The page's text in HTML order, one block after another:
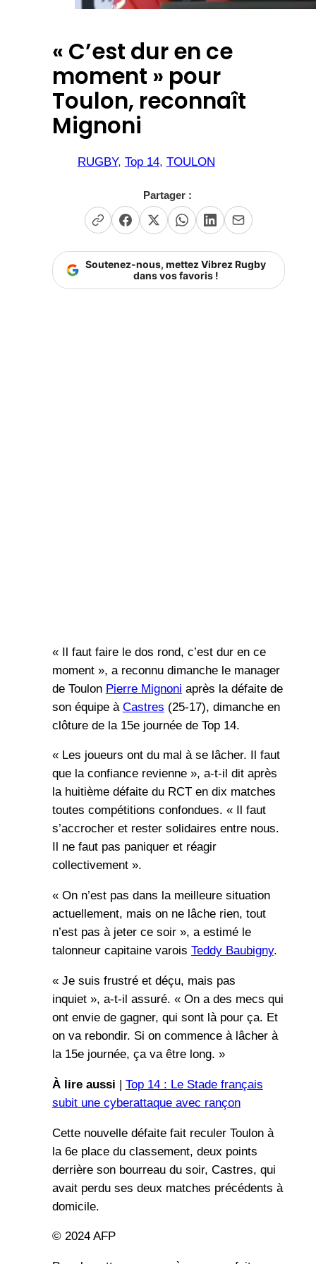
« C’est dur en ce
moment » pour
Toulon, reconnaît
Mignoni
RUGBY, Top 14, TOULON
Partager :
Soutenez-nous, mettez Vibrez Rugby
dans vos favoris !
« Il faut faire le dos rond, c’est dur en ce
moment », a reconnu dimanche le manager
de Toulon Pierre Mignoni après la défaite de
son équipe à Castres (25-17), dimanche en
clôture de la 15e journée de Top 14.
« Les joueurs ont du mal à se lâcher. Il faut
que la confiance revienne », a-t-il dit après
la huitième défaite du RCT en dix matches
toutes compétitions confondues. « Il faut
s’accrocher et rester solidaires entre nous.
Il ne faut pas paniquer et réagir
collectivement ».
« On n’est pas dans la meilleure situation
actuellement, mais on ne lâche rien, tout
n’est pas à jeter ce soir », a estimé le
talonneur capitaine varois Teddy Baubigny.
« Je suis frustré et déçu, mais pas
inquiet », a-t-il assuré. « On a des mecs qui
ont envie de gagner, qui sont là pour ça. Et
on va rebondir. Si on commence à lâcher à
la 15e journée, ça va être long. »
À lire aussi | Top 14 : Le Stade français
subit une cyberattaque avec rançon
Cette nouvelle défaite fait reculer Toulon à
la 6e place du classement, deux points
derrière son bourreau du soir, Castres, qui
avait perdu ses deux matches précédents à
domicile.
© 2024 AFP